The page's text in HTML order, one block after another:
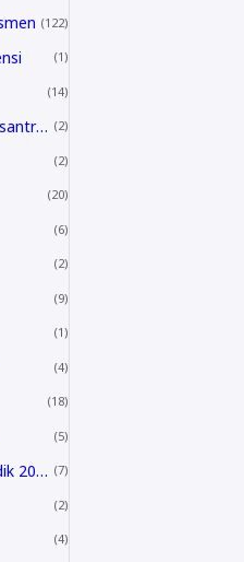
122
1
14
Domnis Pesantren Ramadhan 2
2
20
6
2
9
1
4
18
5
FAQ Dapodik 2019.c 7
2
4